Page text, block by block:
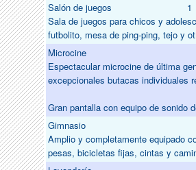
Salón de juegos
1
Sala de juegos para chicos y
futbolito, mesa de ping-ping, tejo y
Microcine
Espectacular microcine de última
excepcionales butacas individuales
Gran pantalla con equipo de sonido
Gimnasio
Amplio y completamente equipado
pesas, bicicletas fijas, cintas y